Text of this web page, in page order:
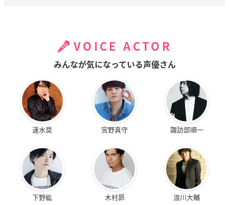
VOICE ACTOR
みんなが気になっている声優さん
速水奨 宮野真守 諏訪部順一
下野紘 木村昴 浪川大輔